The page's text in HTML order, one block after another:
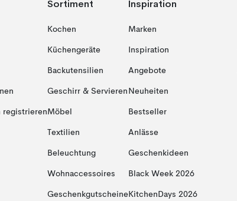
registrieren
Sortiment
Kochen
Küchengeräte
Backutensilien
Geschirr & Servieren
Möbel
Textilien
Beleuchtung
Wohnaccessoires
Geschenkgutscheine
Inspiration
Marken
Inspiration
Angebote
Neuheiten
Bestseller
Anlässe
Geschenkideen
Black Week 2026
KitchenDays 2026